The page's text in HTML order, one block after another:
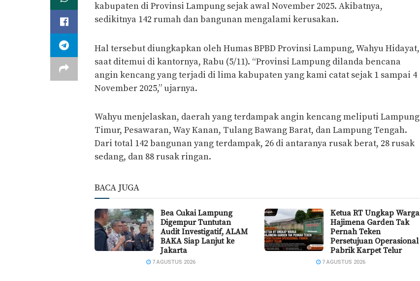
kabupaten di Provinsi Lampung sejak awal November 2025. Akibatnya,
sedikitnya 142 rumah dan bangunan mengalami kerusakan.
Hal tersebut diungkapkan oleh Humas BPBD Provinsi Lampung, Wahyu Hidayat,
saat ditemui di kantornya, Rabu (5/11). “Provinsi Lampung dilanda bencana
angin kencang yang terjadi di lima kabupaten yang kami catat sejak 1 sampai 4
November 2025,” ujarnya.
Wahyu menjelaskan, daerah yang terdampak angin kencang meliputi Lampung
Timur, Pesawaran, Way Kanan, Tulang Bawang Barat, dan Lampung Tengah.
Dari total 142 bangunan yang terdampak, 26 di antaranya rusak berat, 28 rusak
sedang, dan 88 rusak ringan.
BACA JUGA
Bea Cukai Lampung
Digempur Tuntutan
Audit Investigatif, ALAM
BAKA Siap Lanjut ke
Jakarta
7 AGUSTUS 2026
Ketua RT Ungkap Warga
Hajimena Garden Tak
Pernah Teken
Persetujuan Operasional
Pabrik Karpet Telur
7 AGUSTUS 2026